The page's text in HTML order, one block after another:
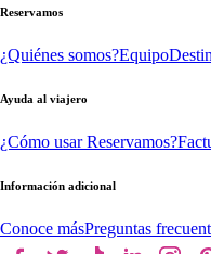
Reservamos
¿Quiénes somos?Equipo
Ayuda al viajero
¿Cómo usar Reservamos?
Información adicional
Conoce másPreguntas